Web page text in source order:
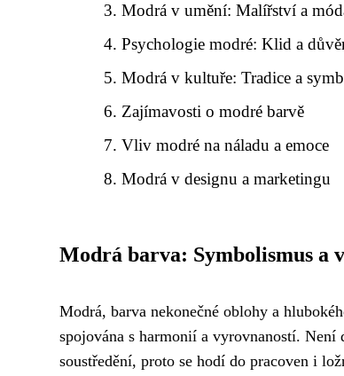
Modrá v umění: Malířství a
Psychologie modré: Klid a
Modrá v kultuře: Tradice a
Zajímavosti o modré barvě
Vliv modré na náladu a emoce
Modrá v designu a marketingu
Modrá barva: Symbolismus a
Modrá, barva nekonečné oblohy a
spojována s harmonií a vyrovnaností.
soustředění, proto se hodí do pracoven i